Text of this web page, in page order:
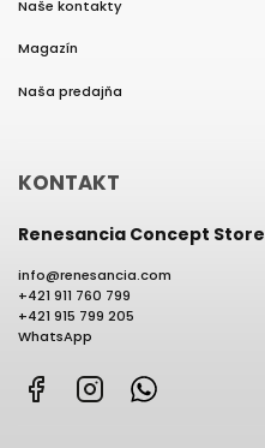
Naše kontakty
Magazín
Naša predajňa
KONTAKT
Renesancia Concept Store
info@renesancia.com
+421 911 760 799
+421 915 799 205
WhatsApp
FacebookInstagram